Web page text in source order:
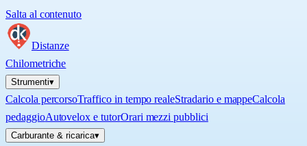
Salta al contenuto
Distanze
Chilometriche
Strumenti▾
Calcola percorsoTraffico in tempo realeStradario e mappeCalcola
pedaggioAutovelox e tutorOrari mezzi pubblici
Carburante & ricarica▾